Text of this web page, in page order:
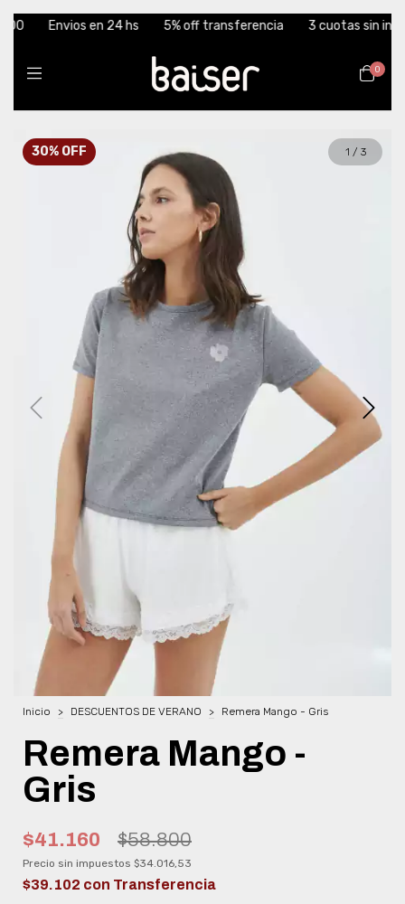
Envios en 24 hs 5% off transferencia 3 cuotas sin
0
30% OFF 1 / 3
Inicio > DESCUENTOS DE VERANO > Remera Mango - Gris
Remera Mango -
Gris
$41.160 $58.800
Precio sin impuestos $34.016,53
$39.102 con Transferencia